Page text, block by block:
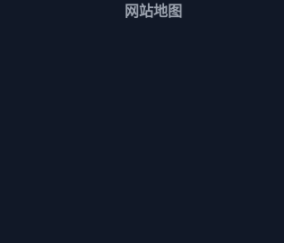
网站地图